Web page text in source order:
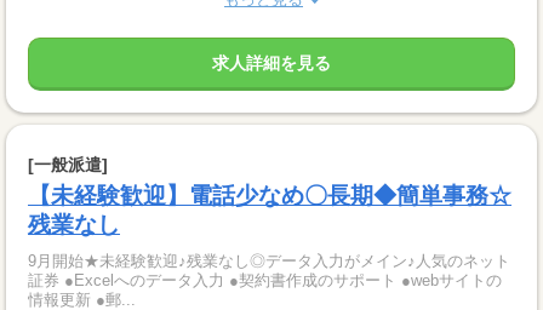
求人詳細を見る
[一般派遣]
【未経験歓迎】電話少なめ〇長期◆簡単事務☆
残業なし
9月開始★未経験歓迎♪残業なし◎データ入力がメイン♪人気のネット
証券 ●Excelへのデータ入力 ●契約書作成のサポート ●webサイトの
情報更新 ●郵...